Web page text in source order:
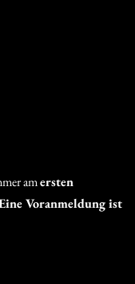
amersten
Voranmeldung ist